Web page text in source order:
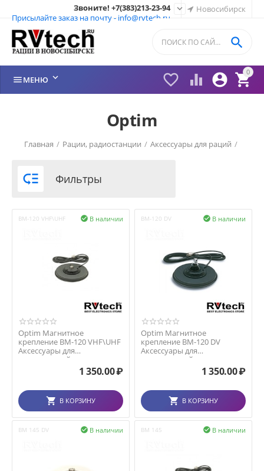
Новосибирск
Звоните! +7(383)213-23-94
Присылайте заказ на почту - info@rvtech.ru

0


 

МЕНЮ 
Optim
Главная / Рации, радиостанции / Аксессуары для раций /
 Фильтры
BM-120 VHF\UHF В наличии

Optim Магнитное
крепление BM-120 VHF\UHF
Аксессуары для
радиостанций
1 350.00₽
В КОРЗИНУ
BM-120 DV В наличии

Optim Магнитное
крепление BM-120 DV
Аксессуары для
радиостанций
1 350.00₽
В КОРЗИНУ
ВМ 145 DV В наличии
 ВМ 145 В наличии
